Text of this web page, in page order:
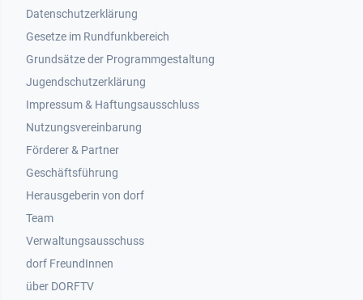
Datenschutzerklärung
Gesetze im Rundfunkbereich
Grundsätze der Programmgestaltung
Jugendschutzerklärung
Impressum & Haftungsausschluss
Nutzungsvereinbarung
Footer 2
Förderer & Partner
Geschäftsführung
Herausgeberin von dorf
Team
Verwaltungsausschuss
dorf FreundInnen
Footer 3
über DORFTV